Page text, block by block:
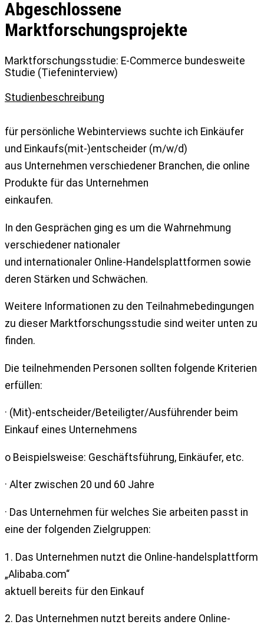
Abgeschlossene
Marktforschungsprojekte
Marktforschungsstudie: E-Commerce bundesweite
Studie (Tiefeninterview)
Studienbeschreibung
für persönliche Webinterviews suchte ich Einkäufer
und Einkaufs(mit-)entscheider (m/w/d)
aus Unternehmen verschiedener Branchen, die online
Produkte für das Unternehmen
einkaufen.
In den Gesprächen ging es um die Wahrnehmung
verschiedener nationaler
und internationaler Online-Handelsplattformen sowie
deren Stärken und Schwächen.
Weitere Informationen zu den Teilnahmebedingungen
zu dieser Marktforschungsstudie sind weiter unten zu
finden.
Die teilnehmenden Personen sollten folgende Kriterien
erfüllen:
· (Mit)-entscheider/Beteiligter/Ausführender beim
Einkauf eines Unternehmens
o Beispielsweise: Geschäftsführung, Einkäufer, etc.
· Alter zwischen 20 und 60 Jahre
· Das Unternehmen für welches Sie arbeiten passt in
eine der folgenden Zielgruppen:
1. Das Unternehmen nutzt die Online-handelsplattform
„Alibaba.com“
aktuell bereits für den Einkauf
2. Das Unternehmen nutzt bereits andere Online-